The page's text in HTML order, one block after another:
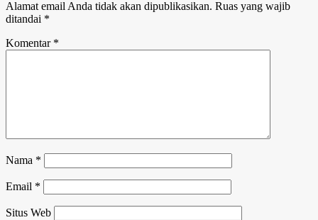
Alamat email Anda tidak akan dipublikasikan. Ruas yang wajib
ditandai *
Komentar *
Nama *
Email *
Situs Web